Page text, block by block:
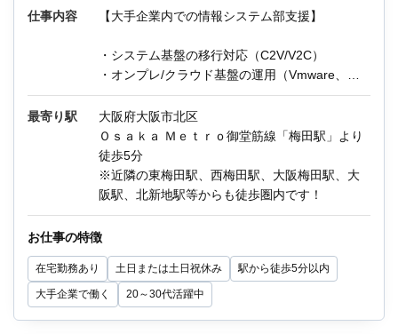
オンライン登録する お問い合わせ
仕事内容 【大手企業内での情報システム部支援】
・システム基盤の移行対応（C2V/V2C）
・オンプレ/クラウド基盤の運用（Vmware、
VMC/OCI/AWS）
・OSリプレース対応（WidowsServer/Linux）
・ミドルウェア導入・設計（IIS、FTP、SQL
Sever、OpenJDK、Apache、Tomcat、SMB設定
等）
・FW設定対応（VMware 分散FW/OCI
・運用ツール監視設定（Zabbix等）
※業務に慣れたら週1～2日テレワークOK
※OJTあり
最寄り駅
大阪府大阪市北区
Ｏｓａｋａ Ｍｅｔｒｏ御堂筋線「梅田駅」より
徒歩5分
※近隣の東梅田駅、西梅田駅、大阪梅田駅、大
阪駅、北新地駅等からも徒歩圏内です！
お仕事の特徴
在宅勤務あり 土日または土日祝休み 駅から徒歩5分以内
大手企業で働く 20～30代活躍中